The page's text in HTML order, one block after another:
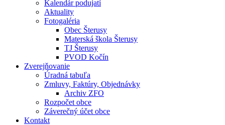
Kalendár podujatí
Aktuality
Fotogaléria
Obec Šterusy
Materská škola Šterusy
TJ Šterusy
PVOD Kočín
Zverejňovanie
Úradná tabuľa
Zmluvy, Faktúry, Objednávky
Archiv ZFO
Rozpočet obce
Záverečný účet obce
Kontakt